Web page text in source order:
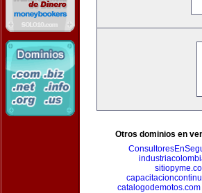
Otros dominios en
catalogodemotos.com